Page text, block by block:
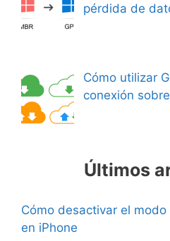
pérdida de
Cómo utilizar
conexión
Últimos
Cómo desactivar el
en iPhone